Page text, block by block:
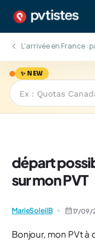
L’arrivée en France
✨ NEW
départ
sur mon PVT
MarieSoleilB 17/
Bonjour, mon PVt